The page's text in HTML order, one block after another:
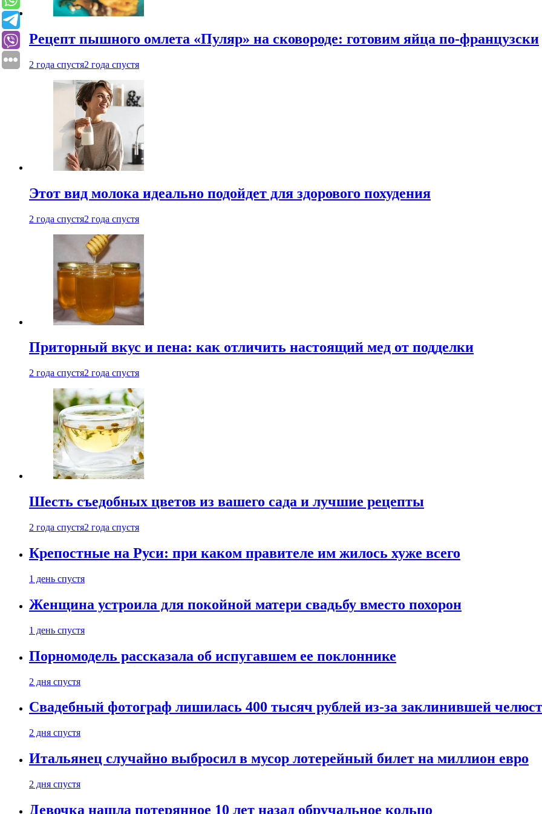
Рецепт пышного омлета «Пуляр» на сковороде: готовим яйца по-французски
2 года спустя2 года спустя
Этот вид молока идеально подойдет для здорового похудения
2 года спустя2 года спустя
Приторный вкус и пена: как отличить настоящий мед от подделки
2 года спустя2 года спустя
Шесть съедобных цветов из вашего сада и лучшие рецепты
2 года спустя2 года спустя
Крепостные на Руси: при каком правителе им жилось хуже всего
1 день спустя
Женщина устроила для покойной матери свадьбу вместо похорон
1 день спустя
Порномодель рассказала об испугавшем ее поклоннике
2 дня спустя
Свадебный фотограф лишилась 400 тысяч рублей из-за заклинившей
2 дня спустя
Итальянец случайно выбросил в мусор лотерейный билет на миллион евро
2 дня спустя
Девочка нашла потерянное 10 лет назад обручальное кольцо